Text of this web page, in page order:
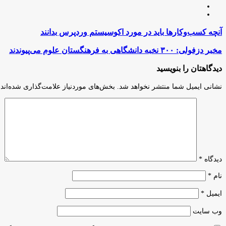
آنچه
کسب‌وکارها
باید
در
مورد
اکوسیستم
وردپرس
بدانند
آنچه کسب‌وکارها باید در مورد اکوسیستم وردپرس بدانند
مخبر
۳۰۰
دانشگاهی
فرهنگستان
مخبر دزفولی: ۳۰۰ نخبه دانشگاهی به فرهنگستان علوم می‌پیوندند
دیدگاهتان را بنویسید
نشانی ایمیل شما منتشر نخواهد شد. بخش‌های موردنیاز علامت‌گذاری
دیدگاه *
نام *
ایمیل *
وب‌ سایت